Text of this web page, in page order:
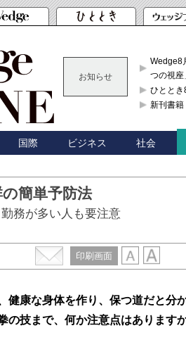
お知らせ
Wedge8
つの視座
ひとと
新刊書籍
国際 ビジネス 社会
簡単予防法
務が多い人も要注意
印刷画面
康な身体を作り、保つ道だと分
の技まで、何か注意点はありますか